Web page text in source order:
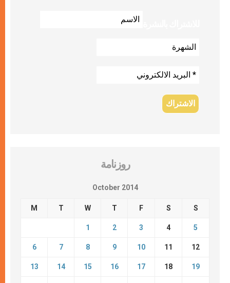
روزنامة
October 2014
M T W T F S S
1 2 3 4 5
6 7 8 9 10 11 12
13 14 15 16 17 18 19